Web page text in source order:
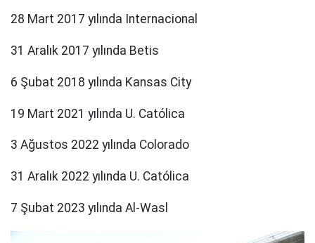
28 Mart 2017 yılında Internacional
31 Aralık 2017 yılında Betis
6 Şubat 2018 yılında Kansas City
19 Mart 2021 yılında U. Católica
3 Ağustos 2022 yılında Colorado
31 Aralık 2022 yılında U. Católica
7 Şubat 2023 yılında Al-Wasl